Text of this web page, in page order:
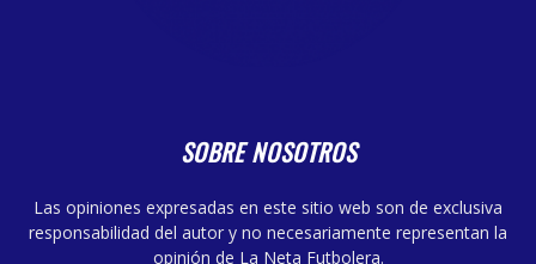
SOBRE NOSOTROS
Las opiniones expresadas en este sitio web son de exclusiva
responsabilidad del autor y no necesariamente representan la
opinión de La Neta Futbolera.